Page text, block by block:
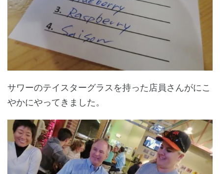
サワーのテイスターグラスを持った店員さんがにこ
やかにやってきました。